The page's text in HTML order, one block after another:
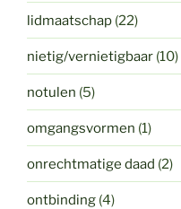
lidmaatschap (22)
nietig/vernietigbaar (10)
notulen (5)
omgangsvormen (1)
onrechtmatige daad (2)
ontbinding (4)